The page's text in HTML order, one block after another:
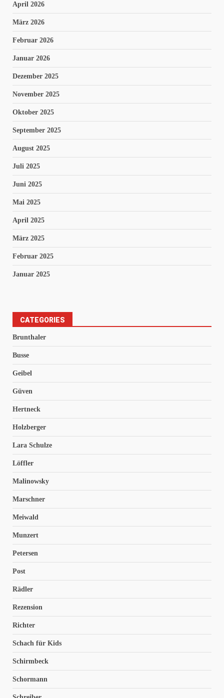
April 2026
März 2026
Februar 2026
Januar 2026
Dezember 2025
November 2025
Oktober 2025
September 2025
August 2025
Juli 2025
Juni 2025
Mai 2025
April 2025
März 2025
Februar 2025
Januar 2025
CATEGORIES
Brunthaler
Busse
Geibel
Güven
Hertneck
Holzberger
Lara Schulze
Löffler
Malinowsky
Marschner
Meiwald
Munzert
Petersen
Post
Rädler
Rezension
Richter
Schach für Kids
Schirmbeck
Schormann